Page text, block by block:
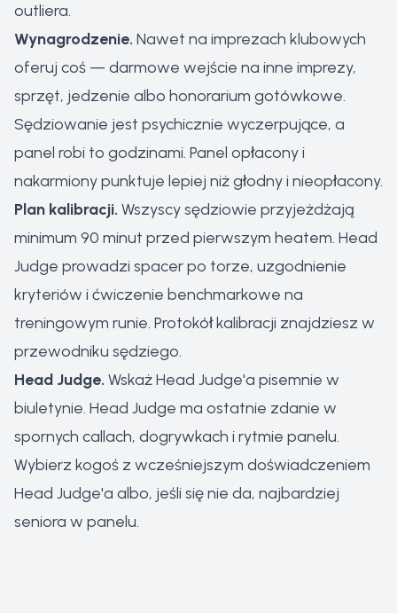
outliera.
Wynagrodzenie. Nawet na imprezach klubowych
oferuj coś — darmowe wejście na inne imprezy,
sprzęt, jedzenie albo honorarium gotówkowe.
Sędziowanie jest psychicznie wyczerpujące, a
panel robi to godzinami. Panel opłacony i
nakarmiony punktuje lepiej niż głodny i nieopłacony.
Plan kalibracji. Wszyscy sędziowie przyjeżdżają
minimum 90 minut przed pierwszym heatem. Head
Judge prowadzi spacer po torze, uzgodnienie
kryteriów i ćwiczenie benchmarkowe na
treningowym runie. Protokół kalibracji znajdziesz w
przewodniku sędziego.
Head Judge. Wskaż Head Judge'a pisemnie w
biuletynie. Head Judge ma ostatnie zdanie w
spornych callach, dogrywkach i rytmie panelu.
Wybierz kogoś z wcześniejszym doświadczeniem
Head Judge'a albo, jeśli się nie da, najbardziej
seniora w panelu.